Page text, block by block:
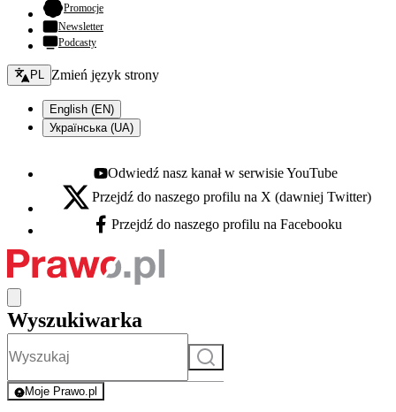
Promocje- otwiera się w nowej karcie
Newsletter
Podcasty
Zmień język - bieżący:
PL Zmień język strony
English (EN)
Українська (UA)
Youtube - otwiera się w nowej karcie
Odwiedź nasz kanał w serwisie YouTube
X - otwiera się w nowej karcie
Przejdź do naszego profilu na X (dawniej Twitter)
Facebook - otwiera się w nowej karcie
Przejdź do naszego profilu na Facebooku
Wyszukiwarka
Szukaj
Moje Prawo.pl
- rejestracja i logowanie do serwisu